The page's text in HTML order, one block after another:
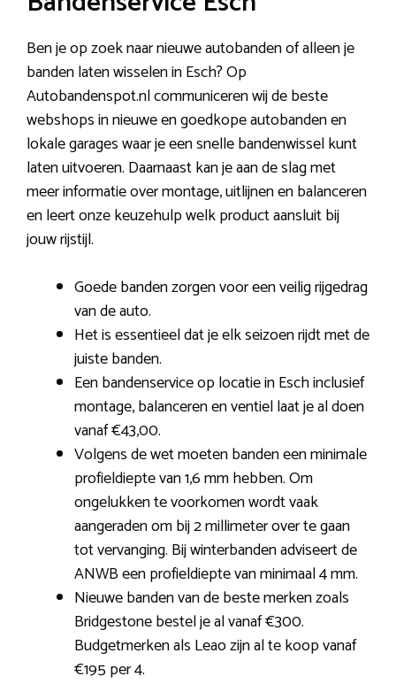
Ben je op zoek naar nieuwe autobanden of alleen je
banden laten wisselen in Esch? Op
Autobandenspot.nl communiceren wij de beste
webshops in nieuwe en goedkope autobanden en
lokale garages waar je een snelle bandenwissel kunt
laten uitvoeren. Daarnaast kan je aan de slag met
meer informatie over montage, uitlijnen en balanceren
en leert onze keuzehulp welk product aansluit bij
jouw rijstijl.
Goede banden zorgen voor een veilig rijgedrag
van de auto.
Het is essentieel dat je elk seizoen rijdt met de
juiste banden.
Een bandenservice op locatie in Esch inclusief
montage, balanceren en ventiel laat je al doen
vanaf €43,00.
Volgens de wet moeten banden een minimale
profieldiepte van 1,6 mm hebben. Om
ongelukken te voorkomen wordt vaak
aangeraden om bij 2 millimeter over te gaan
tot vervanging. Bij winterbanden adviseert de
ANWB een profieldiepte van minimaal 4 mm.
Nieuwe banden van de beste merken zoals
Bridgestone bestel je al vanaf €300.
Budgetmerken als Leao zijn al te koop vanaf
€195 per 4.